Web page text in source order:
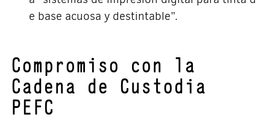
e base acuosa y destintable”.
o, es lareutilización del aire expulsado
nuestra maquinaría como calefacción en invi
erno. Esto refleja el nivel ecológico de nuest
Compromiso con la
Cadena de Custodia
PEFC